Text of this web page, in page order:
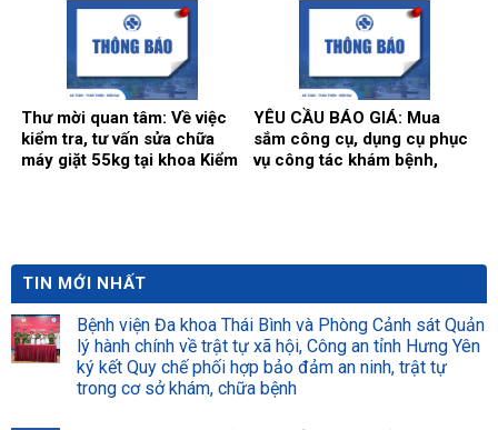
hoạt động của Nhà thuốc
Bệnh viện bổ sung năm
năng, kỹ thuật, tiêu chuẩn
chất lượng và giá kế hoạch
của gói thầy cung cấp phần
mềm tổng thể Bệnh viện.
Thư mời quan tâm: Về việc
kiểm tra, tư vấn sửa chữa
máy giặt 55kg tại khoa Kiểm
YÊU CẦU BÁO GIÁ: Mua
sắm công cụ, dụng cụ phục
vụ công tác khám bệnh,
TIN MỚI NHẤT
Bệnh viện Đa khoa Thái Bình và Phòng Cảnh sát Quản
lý hành chính về trật tự xã hội, Công an tỉnh Hưng Yên
ký kết Quy chế phối hợp bảo đảm an ninh, trật tự
trong cơ sở khám, chữa bệnh